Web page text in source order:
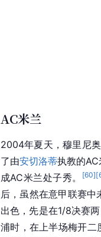
AC米兰
2004年夏天，穆里尼奥
了由安切洛蒂执教的AC
成AC米兰处子秀。
[60][
后，虽然在意甲联赛中
出色，先是在1/8决赛
浦时，在上半场梅开二